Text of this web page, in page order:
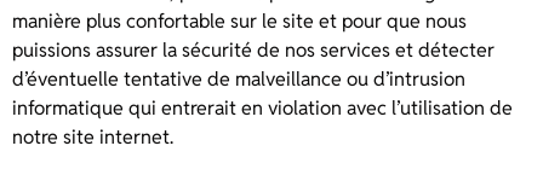
manière plus confortable sur le site et pour que nous
puissions assurer la sécurité de nos services et détecter
d’éventuelle tentative de malveillance ou d’intrusion
informatique qui entrerait en violation avec l’utilisation de
notre site internet.